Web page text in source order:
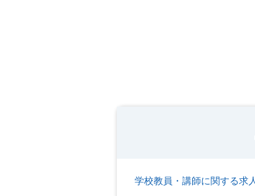
学校教員・講師に関する求